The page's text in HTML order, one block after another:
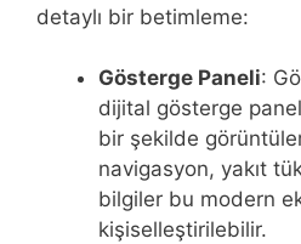
detaylı bir betimleme:
Gösterge Paneli:
dijital gösterge
bir şekilde
navigasyon, yakıt
bilgiler bu modern
kişiselleştirilebilir.